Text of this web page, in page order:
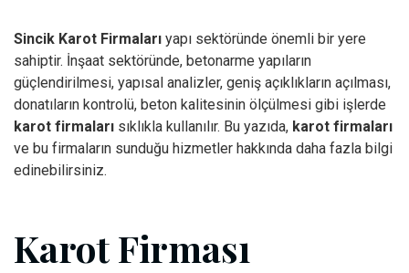
Sincik Karot Firmaları yapı sektöründe önemli bir yere
sahiptir. İnşaat sektöründe, betonarme yapıların
güçlendirilmesi, yapısal analizler, geniş açıklıkların açılması,
donatıların kontrolü, beton kalitesinin ölçülmesi gibi işlerde
karot firmaları sıklıkla kullanılır. Bu yazıda, karot firmaları
ve bu firmaların sunduğu hizmetler hakkında daha fazla bilgi
edinebilirsiniz.
Karot Firması